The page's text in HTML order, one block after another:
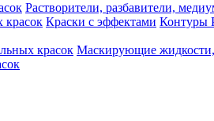
Растворители, разбавители,
красок Краски с эффектами Контуры
красок Маскирующие